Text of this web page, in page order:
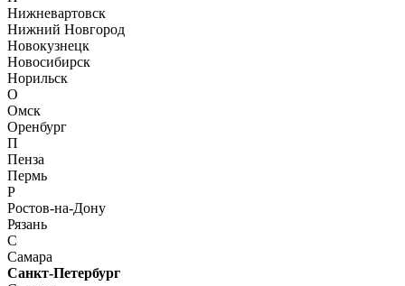
Нижневартовск
Нижний Новгород
Новокузнецк
Новосибирск
Норильск
О
Омск
Оренбург
П
Пенза
Пермь
Р
Ростов-на-Дону
Рязань
С
Самара
Санкт-Петербург